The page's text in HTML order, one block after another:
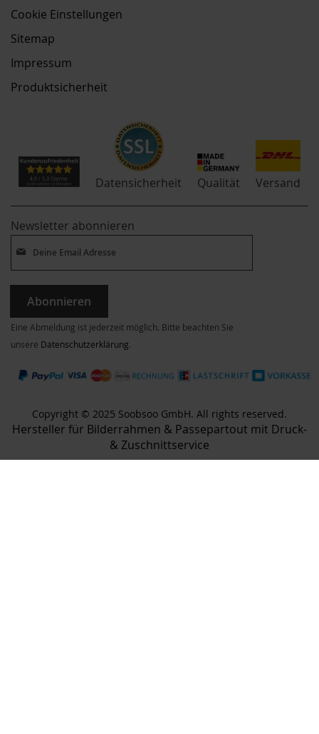
Cookie Einstellungen
Sitemap
Impressum
Produktsicherheit
Datensicherheit Qualität Versand
Newsletter abonnieren
Abonnieren
Eine Abmeldung ist jederzeit möglich. Bitte beachten Sie
unsere Datenschutzerklärung.
Copyright © 2025 Soobsoo GmbH. All rights reserved.
Hersteller für Bilderrahmen & Passepartout mit Druck-
& Zuschnittservice